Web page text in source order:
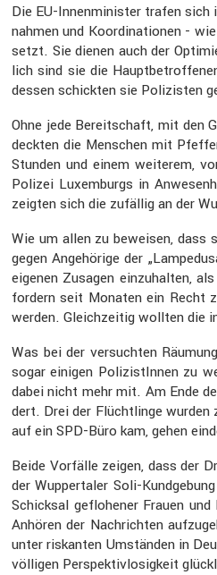
Die EU-Innen­mi­nister trafen sich
nahmen und Koordi­na­tionen -
setzt. Sie dienen auch der
lich sind sie die
dessen schickten sie Polizisten
Ohne jede Bereit­schaft, mit den
deckten die Menschen mit
Stunden und einem weiterem,
Polizei Luxem­burgs in
zeigten sich die zufällig an der
Wie um allen zu beweisen,
gegen Angehö­rige der
eigenen Zusagen einzu­halten,
fordern seit Monaten ein Recht
werden. Gleich­zeitig wollten die
Was bei der versuchten
sogar einigen Polizis­tInnen zu
dabei nicht mehr mit. Am Ende
dert. Drei der Flücht­linge
auf ein SPD-Büro kam, gehen
Beide Vorfälle zeigen, dass der
der Wupper­taler Soli-
Schicksal geflo­hener Frauen
Anhören der Nachrichten
unter riskanten Umständen in
völligen Perspek­tiv­lo­sig­keit